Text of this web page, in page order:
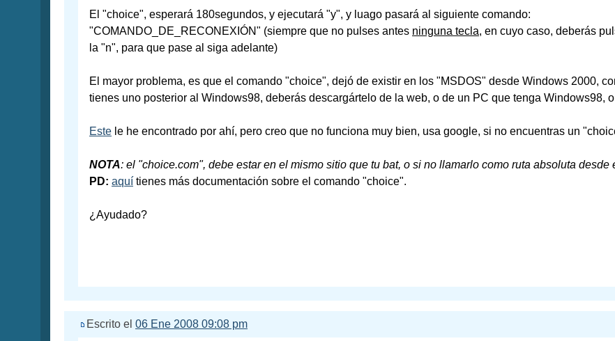
El "choice", esperará 180segundos, y ejecutará "y", y luago pasará al siguiente comando:
"COMANDO_DE_RECONEXIÓN" (siempre que no pulses antes ninguna tecla, en cuyo caso, deberás
la "n", para que pase al siga adelante)
El mayor problema, es que el comando "choice", dejó de existir en los "MSDOS" desde Windows 2000,
tienes uno posterior al Windows98, deberás descargártelo de la web, o de un PC que tenga Windows98,
Este le he encontrado por ahí, pero creo que no funciona muy bien, usa google, si no encuentras un
NOTA: el "choice.com", debe estar en el mismo sitio que tu bat, o si no llamarlo como ruta absoluta desde
PD: aquí tienes más documentación sobre el comando "choice".
¿Ayudado?
Escrito el 06 Ene 2008 09:08 pm